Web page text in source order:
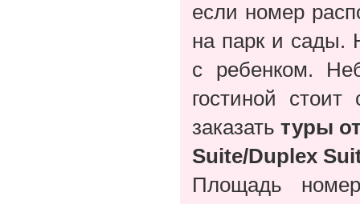
если номер
на парк и сады.
с ребенком.
гостиной
заказать туры
Suite/Duplex
Площадь